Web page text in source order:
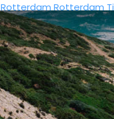
Rotterdam Rotterdam